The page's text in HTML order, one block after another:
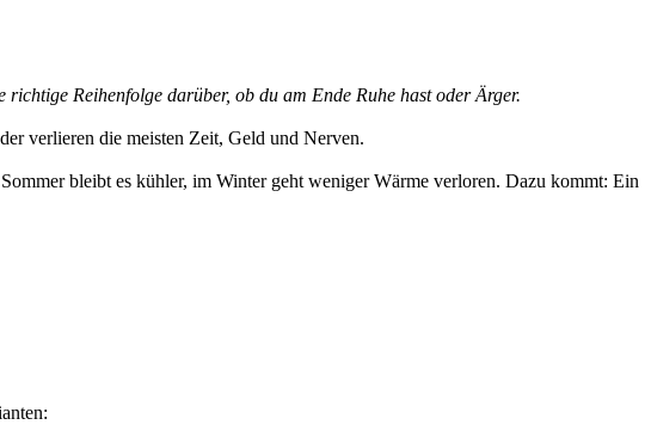
Reihenfolge darüber, ob du am Ende Ruhe hast oder Ärger.
verlieren die meisten Zeit, Geld und Nerven.
bleibt es kühler, im Winter geht weniger Wärme verloren. Dazu kommt: Ein